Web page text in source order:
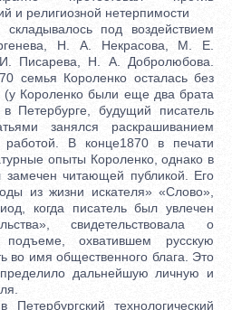
и религиозной нетерпимости
под воздействием
Н. А. Некрасова, М. Е.
Писарева, Н. А. Добролюбова.
семья Короленко осталась без
(у Короленко были еще два брата
Петербурге, будущий писатель
занялся раскрашиванием
работой. В конце1870 в печати
опыты Короленко, однако в
читающей публикой. Его
из жизни искателя» «Слово»,
когда писатель был увлечен
свидетельствовала о
подъеме, охватившем русскую
во имя общественного блага. Это
дальнейшую личную и
технологический